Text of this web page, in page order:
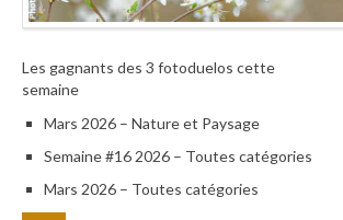
Les gagnants des 3 fotoduelos cette
semaine
Mars 2026 – Nature et Paysage
Semaine #16 2026 – Toutes catégories
Mars 2026 – Toutes catégories